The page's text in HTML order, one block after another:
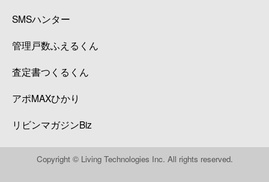
SMSハンター
管理戸数ふえるくん
査定書つくるくん
アポMAXひかり
リビンマガジンBiz
Copyright © Living Technologies Inc. All rights reserved.